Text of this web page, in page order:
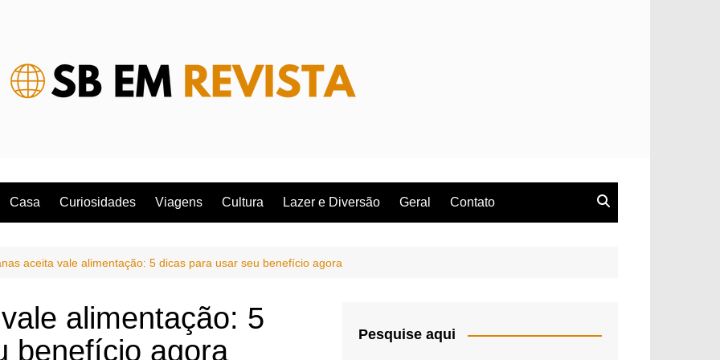
Casa Curiosidades Viagens Cultura Lazer e Diversão Geral Contato
aceita vale alimentação: 5 dicas para usar seu benefício agora
alimentação: 5
benefício agora
Pesquise aqui